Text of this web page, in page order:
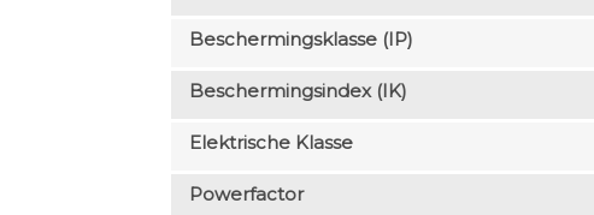
Beschermingsklasse (IP)
Beschermingsindex (IK)
Elektrische Klasse
Powerfactor